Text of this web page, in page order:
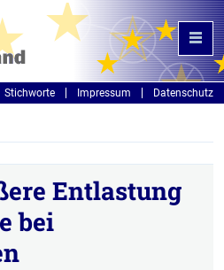
Stichworte Impressum Datenschutz
Entlastung
bei